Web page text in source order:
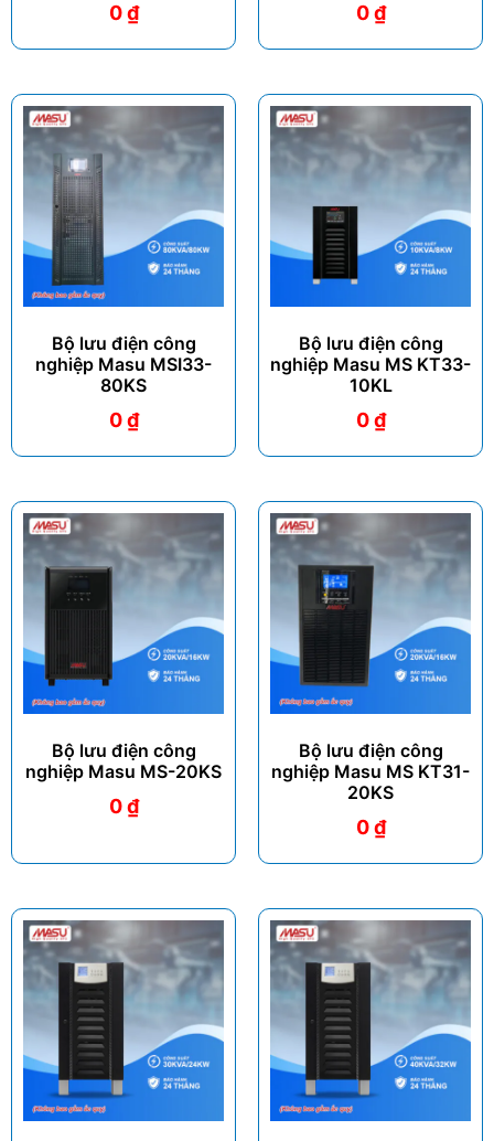
0₫ 0₫
Bộ lưu điện công
nghiệp Masu MSI33-
80KS
0₫
Bộ lưu điện công
nghiệp Masu MS KT33-
10KL
0₫
Bộ lưu điện công
nghiệp Masu MS-20KS
0₫
Bộ lưu điện công
nghiệp Masu MS KT31-
20KS
0₫